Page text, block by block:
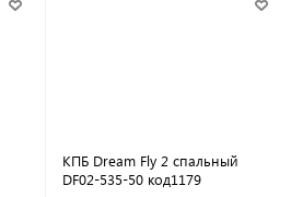
КПБ Dream Fly 2 спальный
DF02-535-50 код1179